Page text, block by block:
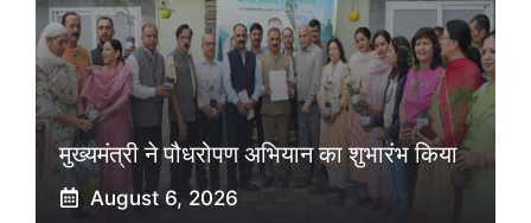
मुख्यमंत्री ने पौधरोपण अभियान का शुभारंभ किया
August 6, 2026